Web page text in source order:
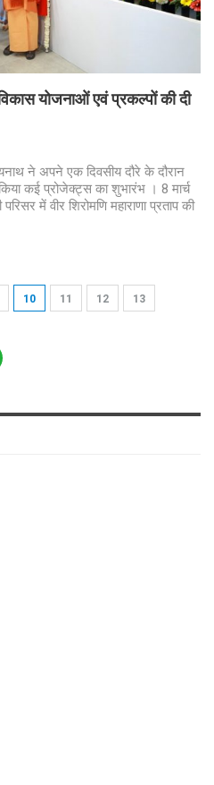
योजनाओं एवं प्रकल्पों की दी
ने अपने एक दिवसीय दौरे के दौरान
कई प्रोजेक्ट्स का शुभारंभ । 8 मार्च
में वीर शिरोमणि महाराणा प्रताप की
10 11 12 13